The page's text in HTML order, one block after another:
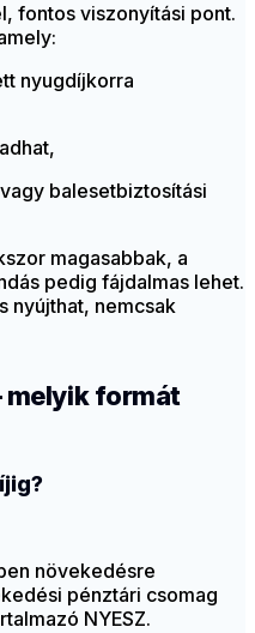
fontos viszonyítási pont.
nyugdíjkorra
balesetbiztosítási
magasabbak, a
pedig fájdalmas lehet.
nyújthat, nemcsak
melyik formát
növekedésre
pénztári csomag
NYESZ.